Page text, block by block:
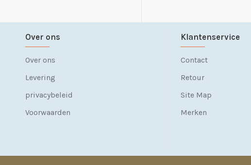
Over ons
Over ons
Levering
privacybeleid
Voorwaarden
Klantenservice
Contact
Retour
Site Map
Merken